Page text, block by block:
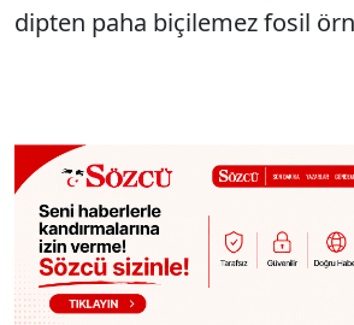
dipten paha biçilemez fosil